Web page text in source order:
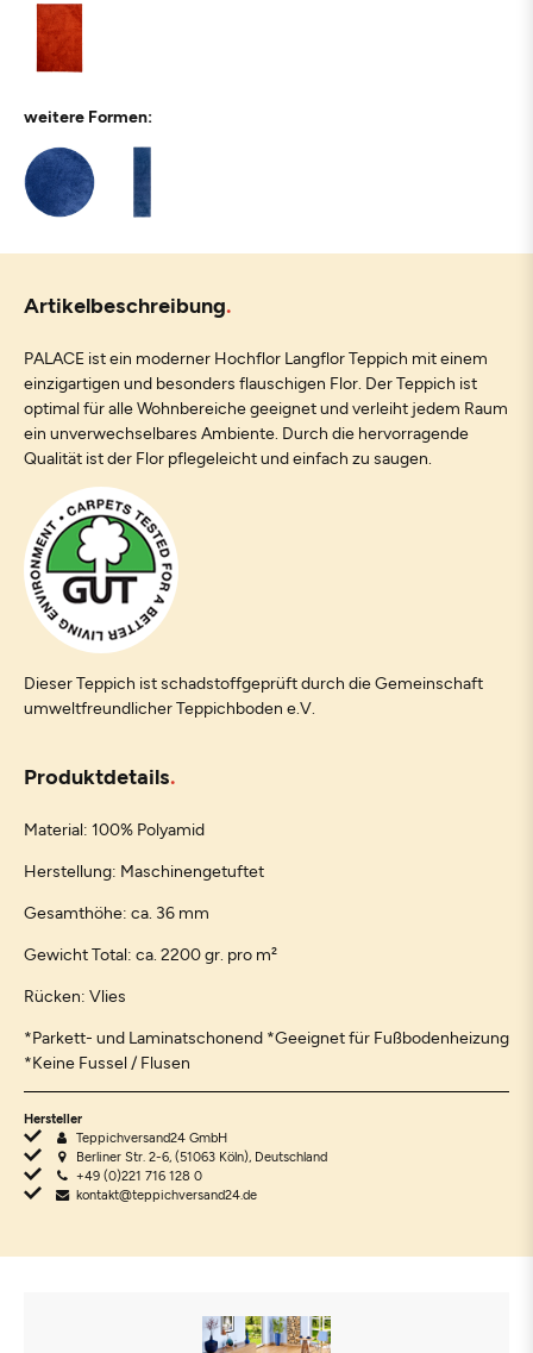
weitere Formen:
Artikelbeschreibung
PALACE ist ein moderner Hochflor Langflor Teppich mit einem
einzigartigen und besonders flauschigen Flor. Der Teppich ist
optimal für alle Wohnbereiche geeignet und verleiht jedem Raum
ein unverwechselbares Ambiente. Durch die hervorragende
Qualität ist der Flor pflegeleicht und einfach zu saugen.
Dieser Teppich ist schadstoffgeprüft durch die Gemeinschaft
umweltfreundlicher Teppichboden e.V.
Produktdetails
Material: 100% Polyamid
Herstellung: Maschinengetuftet
Gesamthöhe: ca. 36 mm
Gewicht Total: ca. 2200 gr. pro m²
Rücken: Vlies
*Parkett- und Laminatschonend *Geeignet für Fußbodenheizung
*Keine Fussel / Flusen
Hersteller
Teppichversand24 GmbH
Berliner Str. 2-6, (51063 Köln), Deutschland
+49 (0)221 716 128 0
kontakt@teppichversand24.de